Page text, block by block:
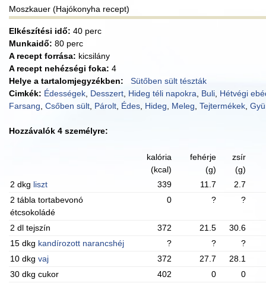
Moszkauer (Hajókonyha recept)
Elkészítési idő: 40 perc
Munkaidő: 80 perc
A recept forrása: kicsilány
A recept nehézségi foka: 4
Helye a tartalomjegyzékben:
Sütőben sült tészták
Cimkék: Édességek Desszert Hideg téli napokra Buli Hétvégi
Farsang Csőben sült Párolt Édes Hideg Meleg Tejtermékek
Hozzávalók 4 személyre:
kalória
(kcal)
fehérje
(g)
zsír
(g)
2 dkg liszt 339 11.7
2.7
2 tábla tortabevonó
étcsokoládé
0 ? ?
2 dl tejszín 372 21.5
30.6
15 dkg kandírozott narancshéj ? ?
?
10 dkg vaj 372 27.7
28.1
30 dkg cukor
402 0
0